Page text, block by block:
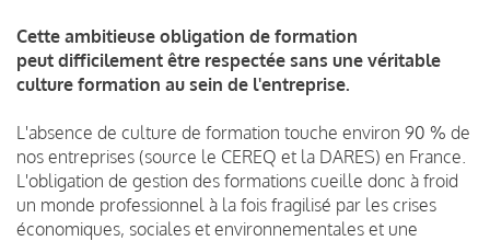
Cette ambitieuse obligation de formation
peut difficilement être respectée sans une véritable
culture formation au sein de l'entreprise.
L'absence de culture de formation touche environ 90 % de
nos entreprises (source le CEREQ et la DARES) en France.
L'obligation de gestion des formations cueille donc à froid
un monde professionnel à la fois fragilisé par les crises
économiques, sociales et environnementales et une